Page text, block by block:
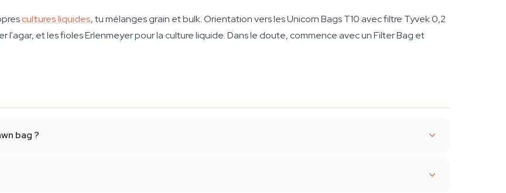
cultures liquides, tu mélanges grain et bulk. Orientation vers les Unicorn Bags T10 avec filtre Tyvek 0,2
l'agar, et les fioles Erlenmeyer pour la culture liquide. Dans le doute, commence avec un Filter Bag et
bag ?